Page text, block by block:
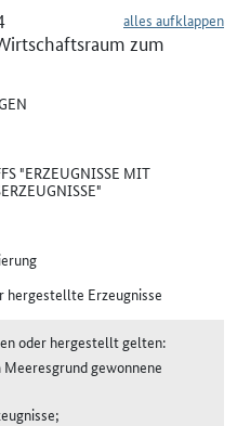
alles aufklappen
zum
"ERZEUGNISSE MIT
hergestellte Erzeugnisse
oder hergestellt gelten:
gewonnene